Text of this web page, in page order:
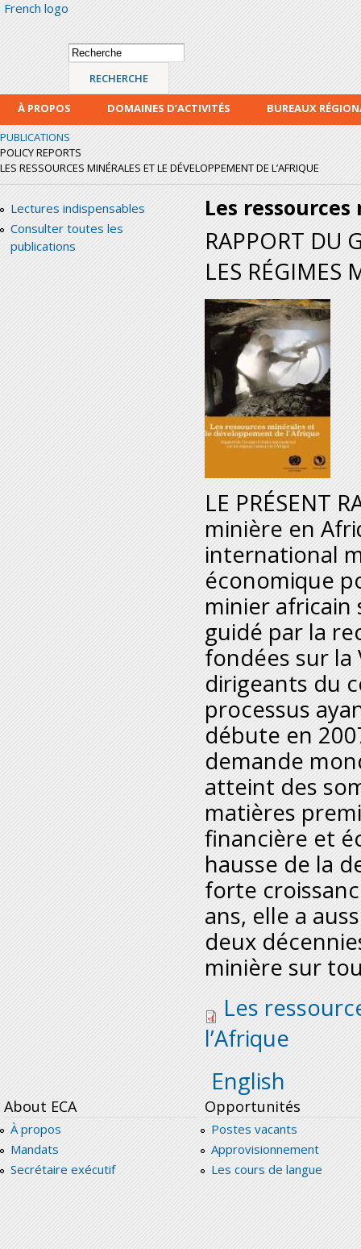
French logo
Formulaire de
recherche
Recherche
À PROPOS DOMAINES D’ACTIVITÉS
BUREAUX
PUBLICATIONS
POLICY REPORTS
LES RESSOURCES MINÉRALES ET LE DÉVELOPPEMENT DE L’AFRIQUE
Lectures indispensables
Consulter toutes les
publications
Les
RAPPORT DU
LES RÉGIMES
LE PRÉSENT
minière en
international
économique
minier africain
guidé par la
fondées sur la
dirigeants du
processus
débute en
demande
atteint des
matières
financière et
hausse de la
forte
ans, elle a
deux
minière sur
Les
l’Afrique
English
About ECA
À propos
Mandats
Secrétaire exécutif
Opportunités
Postes vacants
Approvisionnement
Les cours de langue